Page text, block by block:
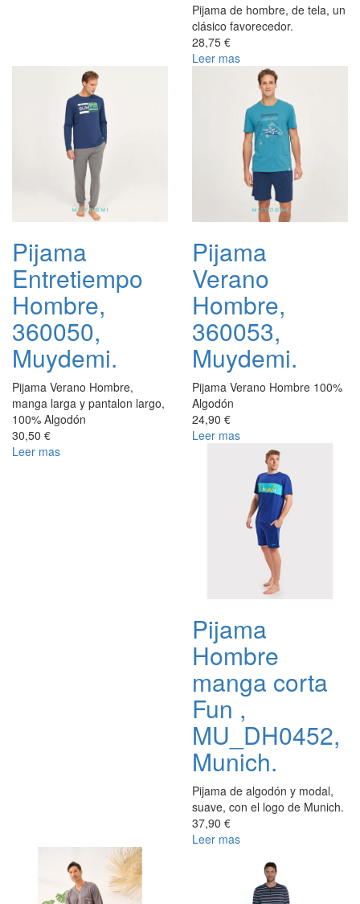
Pijama de hombre, de tela, un
clásico favorecedor.
28,75 €
Leer mas
Pijama
Entretiempo
Hombre,
360050,
Muydemi.
Pijama Verano Hombre,
manga larga y pantalon largo,
100% Algodón
30,50 €
Leer mas
Pijama
Verano
Hombre,
360053,
Muydemi.
Pijama Verano Hombre 100%
Algodón
24,90 €
Leer mas
Pijama
Hombre
manga corta
Fun ,
MU_DH0452,
Munich.
Pijama de algodón y modal,
suave, con el logo de Munich.
37,90 €
Leer mas